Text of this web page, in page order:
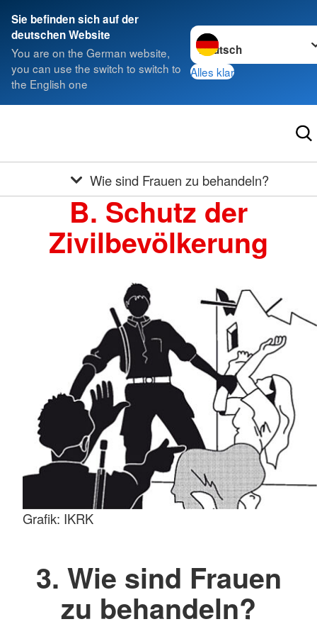
Sie befinden sich auf der
deutschen Website
You are on the German website,
you can use the switch to switch to
the English one
Sprache wechseln zu
Alles klar
Wie sind Frauen zu behandeln?
B. Schutz der
Zivilbevölkerung
Grafik: IKRK
3. Wie sind Frauen
zu behandeln?